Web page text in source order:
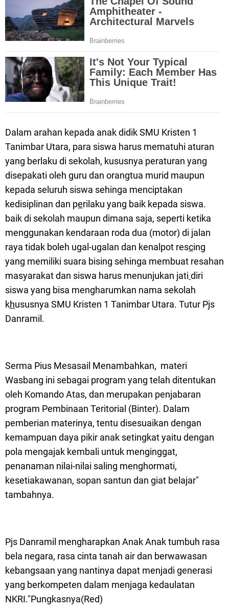
Dalam arahan kepada anak didik SMU Kristen 1
Tanimbar Utara, para siswa harus mematuhi aturan
yang berlaku di sekolah, kususnya peraturan yang
disepakati oleh guru dan orangtua murid maupun
kepada seluruh siswa sehinga menciptakan
kedisiplinan dan perilaku yang baik kepada siswa.
baik di sekolah maupun dimana saja, seperti ketika
menggunakan kendaraan roda dua (motor) di jalan
raya tidak boleh ugal-ugalan dan kenalpot rescing
yang memiliki suara bising sehinga membuat resahan
masyarakat dan siswa harus menunjukan jati diri
siswa yang bisa mengharumkan nama sekolah
khususnya SMU Kristen 1 Tanimbar Utara. Tutur Pjs
Danramil.
Serma Pius Mesasail Menambahkan, materi
Wasbang ini sebagai program yang telah ditentukan
oleh Komando Atas, dan merupakan penjabaran
program Pembinaan Teritorial (Binter). Dalam
pemberian materinya, tentu disesuaikan dengan
kemampuan daya pikir anak setingkat yaitu dengan
pola mengajak kembali untuk menginggat,
penanaman nilai-nilai saling menghormati,
kesetiakawanan, sopan santun dan giat belajar"
tambahnya.
Pjs Danramil mengharapkan Anak Anak tumbuh rasa
bela negara, rasa cinta tanah air dan berwawasan
kebangsaan yang nantinya dapat menjadi generasi
yang berkompeten dalam menjaga kedaulatan
NKRI."Pungkasnya(Red)